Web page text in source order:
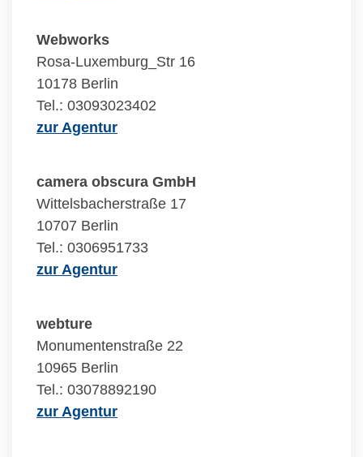
Webworks
Rosa-Luxemburg_Str 16
10178 Berlin
Tel.: 03093023402
zur Agentur
camera obscura GmbH
Wittelsbacherstraße 17
10707 Berlin
Tel.: 0306951733
zur Agentur
webture
Monumentenstraße 22
10965 Berlin
Tel.: 03078892190
zur Agentur